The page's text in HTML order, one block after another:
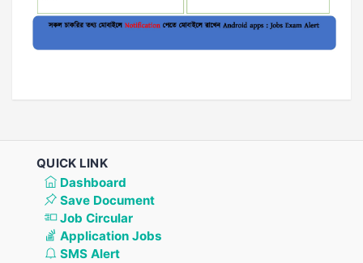
QUICK LINK
Dashboard
Save Document
Job Circular
Application Jobs
SMS Alert